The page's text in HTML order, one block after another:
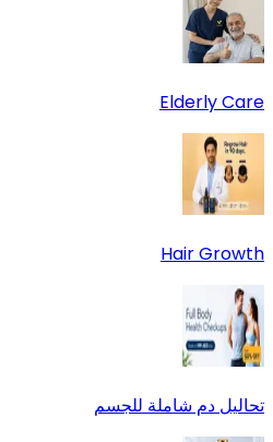
Elderly Care
Hair Growth
تحاليل دم شاملة للجسم